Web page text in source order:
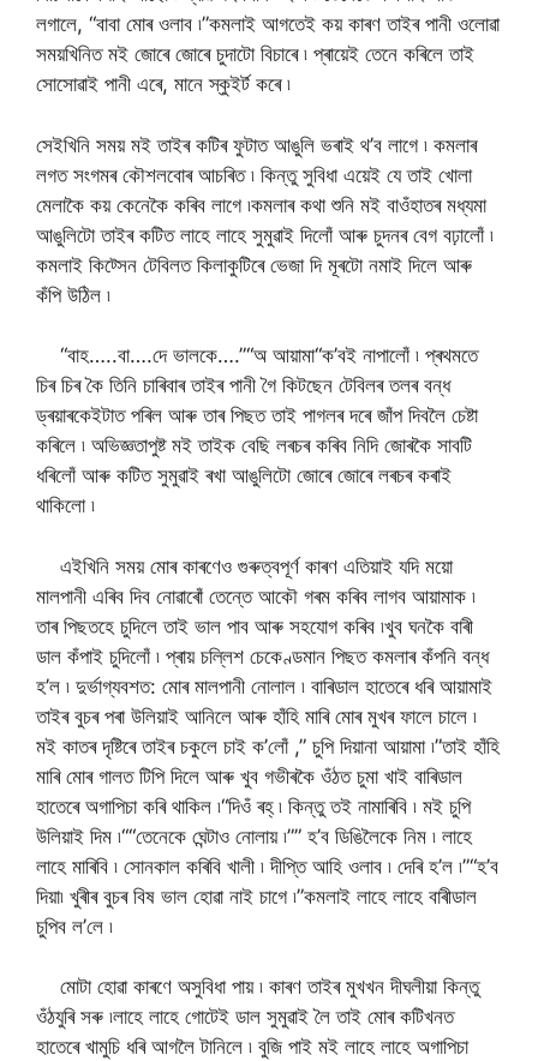
লগালে, “বাবা মোৰ ওলাব ৷”কমলাই আগতেই কয় কাৰণ তাইৰ পানী ওলোৱা
সময়খিনিত মই জোৰে জোৰে চুদাটো বিচাৰে ৷ প্ৰায়েই তেনে কৰিলে তাই
সোসোৱাই পানী এৰে, মানে স্কুইৰ্ট কৰে ৷
সেইখিনি সময় মই তাইৰ কটিৰ ফুটাত আঙুলি ভৰাই থ’ব লাগে ৷ কমলাৰ
লগত সংগমৰ কৌশলবোৰ আচৰিত ৷ কিন্তু সুবিধা এয়েই যে তাই খোলা
মেলাকৈ কয় কেনেকৈ কৰিব লাগে ৷কমলাৰ কথা শুনি মই বাওঁহাতৰ মধ্যমা
আঙুলিটো তাইৰ কটিত লাহে লাহে সুমুৱাই দিলোঁ আৰু চুদনৰ বেগ বঢ়ালোঁ ৷
কমলাই কিট্সেন টেবিলত কিলাকুটিৰে ভেজা দি মূৰটো নমাই দিলে আৰু
কঁপি উঠিল ৷
“বাহ…..বা….দে ভালকে….”“অ আয়ামা“ক’বই নাপালোঁ ৷ প্ৰথমতে
চিৰ চিৰ কৈ তিনি চাৰিবাৰ তাইৰ পানী গৈ কিটছেন টেবিলৰ তলৰ বন্ধ
ড্ৰয়াৰকেইটাত পৰিল আৰু তাৰ পিছত তাই পাগলৰ দৰে জাঁপ দিবলৈ চেষ্টা
কৰিলে ৷ অভিজ্ঞতাপুষ্ট মই তাইক বেছি লৰচৰ কৰিব নিদি জোৰকৈ সাবটি
ধৰিলোঁ আৰু কটিত সুমুৱাই ৰখা আঙুলিটো জোৰে জোৰে লৰচৰ কৰাই
থাকিলো ৷
এইখিনি সময় মোৰ কাৰণেও গুৰুত্বপূৰ্ণ কাৰণ এতিয়াই যদি ময়ো
মালপানী এৰিব দিব নোৱাৰোঁ তেন্তে আকৌ গৰম কৰিব লাগব আয়ামাক ৷
তাৰ পিছতহে চুদিলে তাই ভাল পাব আৰু সহযোগ কৰিব ৷খুব ঘনকৈ বাৰী
ডাল কঁপাই চুদিলোঁ ৷ প্ৰায় চল্লিশ চেকেণ্ডমান পিছত কমলাৰ কঁপনি বন্ধ
হ’ল ৷ দুৰ্ভাগ্যবশত: মোৰ মালপানী নোলাল ৷ বাৰিডাল হাতেৰে ধৰি আয়ামাই
তাইৰ বুচৰ পৰা উলিয়াই আনিলে আৰু হাঁহি মাৰি মোৰ মুখৰ ফালে চালে ৷
মই কাতৰ দৃষ্টিৰে তাইৰ চকুলে চাই ক’লোঁ ,” চুপি দিয়ানা আয়ামা ৷”তাই হাঁহি
মাৰি মোৰ গালত টিপি দিলে আৰু খুব গভীৰকৈ ওঁঠত চুমা খাই বাৰিডাল
হাতেৰে অগাপিচা কৰি থাকিল ৷“দিওঁ ৰহ্ ৷ কিন্তু তই নামাৰিবি ৷ মই চুপি
উলিয়াই দিম ৷““তেনেকে ঘেন্টাও নোলায় ৷”” হ’ব ডিঙিলৈকে নিম ৷ লাহে
লাহে মাৰিবি ৷ সোনকাল কৰিবি খালী ৷ দীপ্তি আহি ওলাব ৷ দেৰি হ’ল ৷”“হ’ব
দিয়া৷ খুৰীৰ বুচৰ বিষ ভাল হোৱা নাই চাগে ৷”কমলাই লাহে লাহে বাৰীডাল
চুপিব ল’লে ৷
মোটা হোৱা কাৰণে অসুবিধা পায় ৷ কাৰণ তাইৰ মুখখন দীঘলীয়া কিন্তু
ওঁঠযুৰি সৰু ৷লাহে লাহে গোটেই ডাল সুমুৱাই লৈ তাই মোৰ কটিখনত
হাতেৰে খামুচি ধৰি আগলৈ টানিলে ৷ বুজি পাই মই লাহে লাহে অগাপিচা